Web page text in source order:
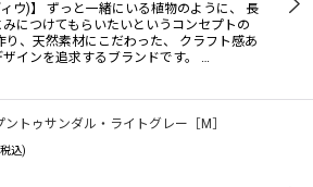
ィウ)】 ずっと一緒にいる植物のように、 長
みにつけてもらいたいというコンセプトの
り、天然素材にこだわった、 クラフト感あ
インを追求するブランドです。 …
ントゥサンダル・ライトグレー［M］
込)